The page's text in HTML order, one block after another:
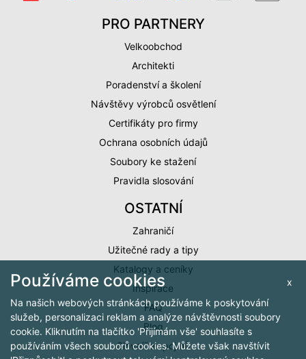
PRO PARTNERY
Velkoobchod
Architekti
Poradenství a školení
Návštěvy výrobců osvětlení
Certifikáty pro firmy
Ochrana osobních údajů
Soubory ke stažení
Pravidla slosování
OSTATNÍ
Zahraničí
Užitečné rady a tipy
Katalogy a ceníky
Inspirace
FAQ
Blog
Slovníček pojmů
x
Používáme cookies
Na našich webových stránkách používáme k poskytování
služeb, personalizaci reklam a analýze návštěvnosti soubory
cookie. Kliknutím na tlačítko 'Přijímám vše' souhlasíte s
používáním všech souborů cookies. Můžete však navštívit